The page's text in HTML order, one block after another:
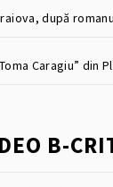
după
Caragiu” din
B-